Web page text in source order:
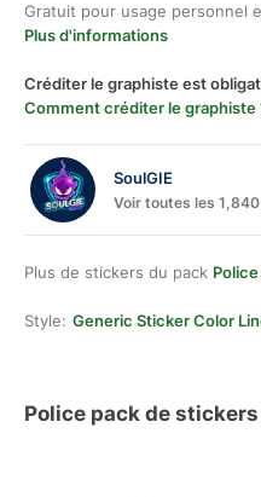
Gratuit pour usage personnel
Plus d'informations
Créditer le graphiste est
Comment créditer le graphiste
SoulGIE
Voir toutes les
Plus de stickers du pack Police
Style: Generic Sticker Color
Police pack de stickers